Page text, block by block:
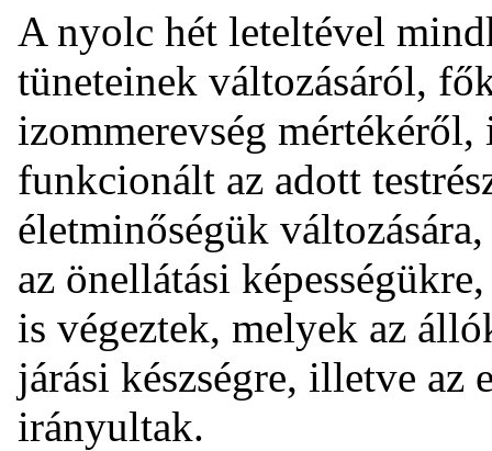
A nyolc hét leteltével
tüneteinek változásáról,
izommerevség
funkcionált az adott
életminőségük
az önellátási
is végeztek, melyek az
járási készségre, illetve az
irányultak.